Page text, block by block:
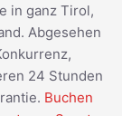
in ganz Tirol,
Abgesehen
24 Stunden
Buchen